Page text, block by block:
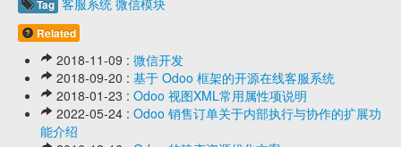
Tag 客服系统 微信模块
Related
2018-11-09 : 微信开发
2018-09-20 : 基于 Odoo 框架的开源在线客服系统
2018-01-23 : Odoo 视图XML常用属性项说明
2022-05-24 : Odoo 销售订单关于内部执行与协作的扩展功
能介绍